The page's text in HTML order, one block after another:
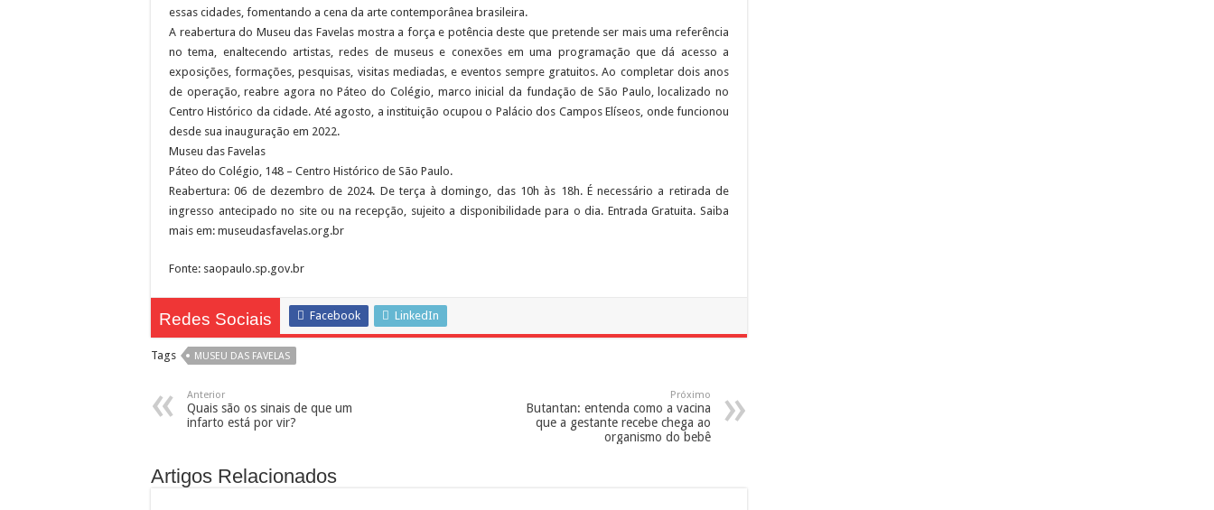
essas cidades, fomentando a cena da arte contemporânea brasileira.
A reabertura do Museu das Favelas mostra a força e potência deste que pretende ser mais uma referência
no tema, enaltecendo artistas, redes de museus e conexões em uma programação que dá acesso a
exposições, formações, pesquisas, visitas mediadas, e eventos sempre gratuitos. Ao completar dois anos
de operação, reabre agora no Páteo do Colégio, marco inicial da fundação de São Paulo, localizado no
Centro Histórico da cidade. Até agosto, a instituição ocupou o Palácio dos Campos Elíseos, onde funcionou
desde sua inauguração em 2022.
Museu das Favelas
Páteo do Colégio, 148 – Centro Histórico de São Paulo.
Reabertura: 06 de dezembro de 2024. De terça à domingo, das 10h às 18h. É necessário a retirada de
ingresso antecipado no site ou na recepção, sujeito a disponibilidade para o dia. Entrada Gratuita. Saiba
mais em: museudasfavelas.org.br
Fonte: saopaulo.sp.gov.br
Redes Sociais Facebook LinkedIn
Tags MUSEU DAS FAVELAS
Anterior
Quais são os sinais de que um
infarto está por vir?
Próximo
Butantan: entenda como a vacina
que a gestante recebe chega ao
organismo do bebê
Artigos Relacionados